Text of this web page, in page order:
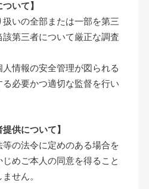
いて】
いの全部または一部を第三
第三者について厳正な調査
情報の安全管理が図られる
必要かつ適切な監督を行い
供について】
の法令に定めのある場合を
めご本人の同意を得ること
せん。